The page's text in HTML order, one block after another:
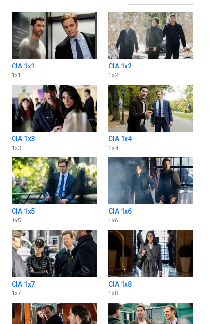
CIA 1x1
1 x1
CIA 1x2
1 x2
CIA 1x3
1 x3
CIA 1x4
1 x4
CIA 1x5
1 x5
CIA 1x6
1 x6
CIA 1x7
1 x7
CIA 1x8
1 x8